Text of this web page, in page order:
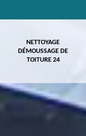
NETTOYAGE
DÉMOUSSAGE DE
TOITURE 24